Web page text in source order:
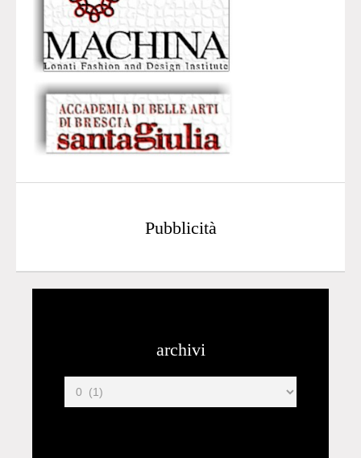
Pubblicità
archivi